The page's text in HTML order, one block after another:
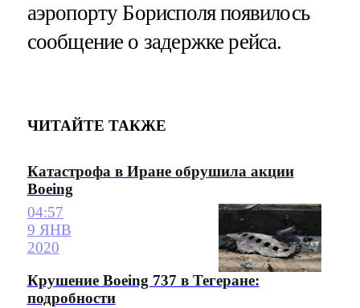
аэропорту Борисполя появилось
сообщение о задержке рейса.
ЧИТАЙТЕ ТАКЖЕ
Катастрофа в Иране обрушила акции
Boeing
04:57
9 ЯНВ
2020
Крушение Boeing 737 в Тегеране:
подробности